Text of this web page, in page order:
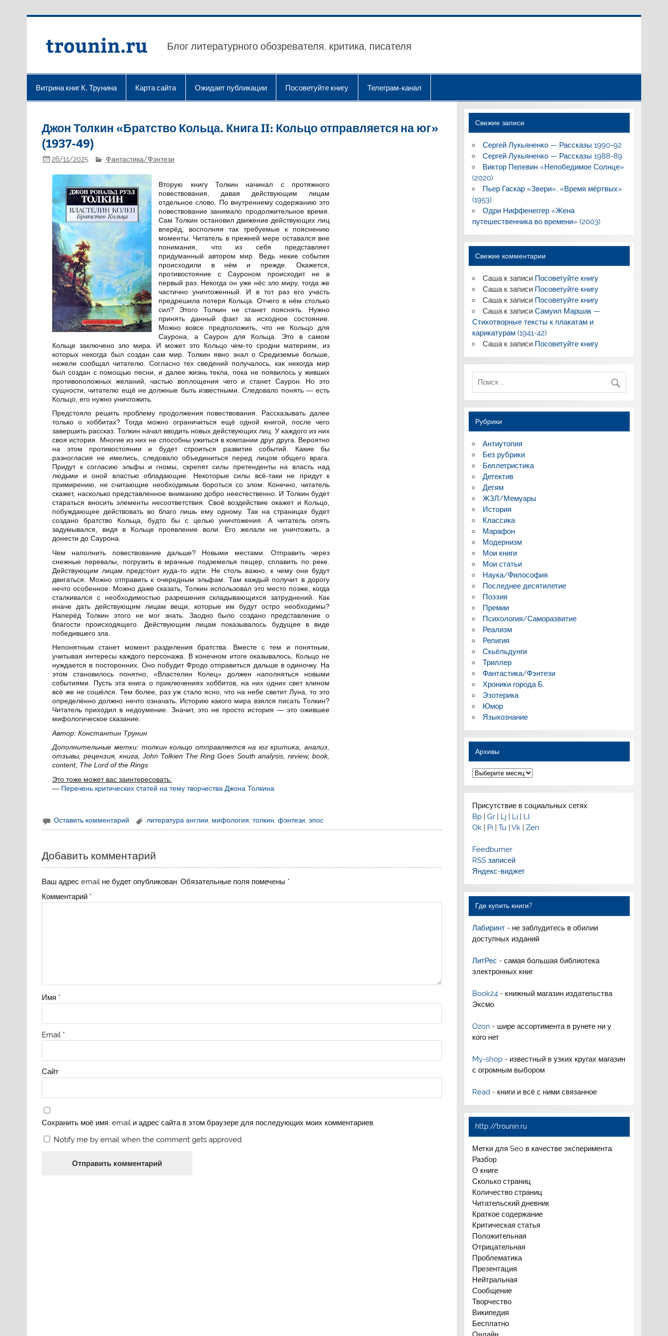
Перейти
trounin.ru Блог литературного обозревателя, критика, писателя
Витрина книг К. Трунина Карта сайта Ожидает публикации Посоветуйте книгу Телеграм-канал
Джон Толкин «Братство Кольца. Книга II: Кольцо отправляется на юг»
(1937-49)
26/11/2025 Фантастика/Фэнтези
Вторую книгу Толкин начинал с протяжного
повествования, давая действующим лицам
отдельное слово. По внутреннему содержанию это
повествование занимало продолжительное время.
Сам Толкин остановил движение действующих лиц
вперёд, восполняя так требуемые к пояснению
моменты. Читатель в прежней мере оставался вне
понимания, что из себя представляет
придуманный автором мир. Ведь некие события
происходили в нём и прежде. Окажется,
противостояние с Сауроном происходит не в
первый раз. Некогда он уже нёс зло миру, тогда же
частично уничтоженный. И в тот раз его участь
предрешила потеря Кольца. Отчего в нём столько
сил? Этого Толкин не станет пояснять. Нужно
принять данный факт за исходное состояние.
Можно вовсе предположить, что не Кольцо для
Саурона, а Саурон для Кольца. Это в самом
Кольце заключено зло мира. И может это Кольцо чем-то сродни материям, из
которых некогда был создан сам мир. Толкин явно знал о Средиземье больше,
нежели сообщал читателю. Согласно тех сведений получалось, как некогда мир
был создан с помощью песни, и далее жизнь текла, пока не появилось у живших
противоположных желаний, частью воплощения чего и станет Саурон. Но это
сущности, читателю ещё не должные быть известными. Следовало понять — есть
Кольцо, его нужно уничтожить.
Предстояло решить проблему продолжения повествования. Рассказывать далее
только о хоббитах? Тогда можно ограничиться ещё одной книгой, после чего
завершить рассказ. Толкин начал вводить новых действующих лиц. У каждого из них
своя история. Многие из них не способны ужиться в компании друг друга. Вероятно
на этом противостоянии и будет строиться развитие событий. Какие бы
разногласия не имелись, следовало объединиться перед лицом общего врага.
Придут к согласию эльфы и гномы, скрепят силы претенденты на власть над
людьми и оной властью обладающие. Некоторые силы всё-таки не придут к
примирению, не считающие необходимым бороться со злом. Конечно, читатель
скажет, насколько представленное вниманию добро неестественно. И Толкин будет
стараться вносить элементы несоответствия. Своё воздействие окажет и Кольцо,
побуждающее действовать во благо лишь ему одному. Так на страницах будет
создано братство Кольца, будто бы с целью уничтожения. А читатель опять
задумывался, видя в Кольце проявление воли. Его желали не уничтожить, а
донести до Саурона.
Чем наполнить повествование дальше? Новыми местами. Отправить через
снежные перевалы, погрузить в мрачные подземелья пещер, сплавить по реке.
Действующим лицам предстоит куда-то идти. Не столь важно, к чему они будут
двигаться. Можно отправить к очередным эльфам. Там каждый получит в дорогу
нечто особенное. Можно даже сказать, Толкин использовал это место позже, когда
сталкивался с необходимостью разрешения складывающихся затруднений. Как
иначе дать действующим лицам вещи, которые им будут остро необходимы?
Наперёд Толкин этого не мог знать. Заодно было создано представление о
благости происходящего. Действующим лицам показывалось будущее в виде
победившего зла.
Непонятным станет момент разделения братства. Вместе с тем и понятным,
учитывая интересы каждого персонажа. В конечном итоге оказывалось, Кольцо не
нуждается в посторонних. Оно побудит Фродо отправиться дальше в одиночку. На
этом становилось понятно, «Властелин Колец» должен наполняться новыми
событиями. Пусть эта книга о приключениях хоббитов, на них одних свет клином
всё же не сошёлся. Тем более, раз уж стало ясно, что на небе светит Луна, то это
определённо должно нечто означать. Историю какого мира взялся писать Толкин?
Читатель приходил в недоумение. Значит, это не просто история — это ожившее
мифологическое сказание.
Автор: Константин Трунин
Дополнительные метки: толкин кольцо отправляется на юг критика, анализ,
отзывы, рецензия, книга, John Tolkien The Ring Goes South analysis, review, book,
content, The Lord of the Rings
Это тоже может вас заинтересовать:
— Перечень критических статей на тему творчества Джона Толкина
Оставить комментарий литература англии мифология толкин фэнтези эпос
Добавить комментарий
Ваш адрес email не будет опубликован. Обязательные поля помечены *
Комментарий *
Имя *
Email *
Сайт
Сохранить моё имя, email и адрес сайта в этом браузере для последующих моих комментариев.
Notify me by email when the comment gets approved.
Свежие записи
Сергей Лукьяненко — Рассказы 1990-92
Сергей Лукьяненко — Рассказы 1988-89
Виктор Пелевин «Непобедимое Солнце»
(2020)
Пьер Гаскар «Звери», «Время мёртвых»
(1953)
Одри Ниффенеггер «Жена
путешественника во времени» (2003)
Свежие комментарии
Сашак записи Посоветуйте книгу
Сашак записи Посоветуйте книгу
Сашак записи Посоветуйте книгу
Сашак записи Самуил Маршак —
Стихотворные тексты к плакатам и
карикатурам (1941-42)
Сашак записи Посоветуйте книгу
Рубрики
Антиутопия
Без рубрики
Беллетристика
Детектив
Детям
ЖЗЛ/Мемуары
История
Классика
Марафон
Модернизм
Мои книги
Мои статьи
Наука/Философия
Последнее десятилетие
Поэзия
Премии
Психология/Саморазвитие
Реализм
Религия
Скьёльдунги
Триллер
Фантастика/Фэнтези
Хроники города Б.
Эзотерика
Юмор
Языкознание
Архивы
Архивы
Присутствие в социальных сетях:
Bp| Gr| Lj| Li| Ll
Ok| Pi| Tu | Vk| Zen
Feedburner
RSS записей
Яндекс-виджет
Где купить книги?
Лабиринт- не заблудитесь в обилии
доступных изданий
ЛитРес - самая большая библиотека
электронных книг
Book24- книжный магазин издательства
Эксмо
Ozon - шире ассортимента в рунете ни у
кого нет
My-shop- известный в узких кругах магазин
с огромным выбором
Read- книги и всё с ними связанное
http://trounin.ru
Метки для Seo в качестве эксперимента:
Разбор
О книге
Сколько страниц
Количество страниц
Читательский дневник
Краткое содержание
Критическая статья
Положительная
Отрицательная
Проблематика
Презентация
Нейтральная
Сообщение
Творчество
Википедия
Бесплатно